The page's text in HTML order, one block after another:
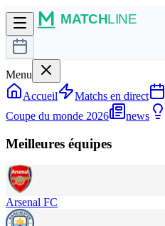
Menu
Accueil
Matchs en direct
Coupe du monde 2026
news
Meilleures équipes
Arsenal FC